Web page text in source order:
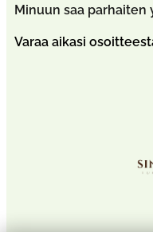
Minuun saa
Varaa aikasi